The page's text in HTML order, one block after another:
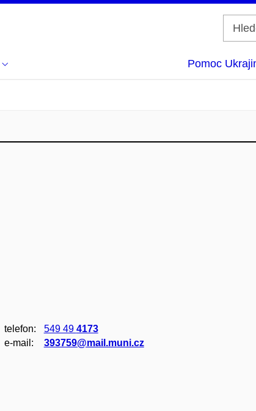
Pomoc
telefon: 549 49 4173
e‑mail:
393759@mail.muni.cz